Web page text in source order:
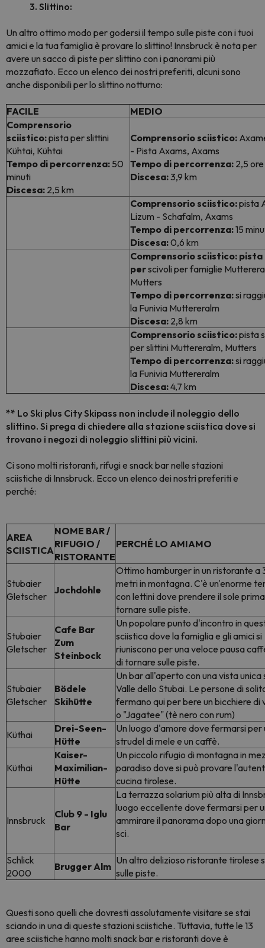
3. Slittino:
Un altro ottimo modo per godersi il tempo sulle piste con i tuoi
amici e la tua famiglia è provare lo slittino! Innsbruck è nota per
avere un sacco di piste per slittino con i panorami più
mozzafiato. Ecco un elenco dei nostri preferiti, alcuni sono
anche disponibili per lo slittino notturno:
FACILE
MEDIO
Comprensorio
sciistico:pista per slittini
Kühtai, Kühtai
Tempo di percorrenza: 50
minuti
Discesa: 2,5 km
Comprensorio sciistico:
- Pista Axams, Axams
Tempo di percorrenza: 2,5 ore
Discesa:3,9 km
Comprensorio sciistico:pista
Lizum - Schafalm, Axams
Tempo di percorrenza:15
Discesa:0,6 km
Comprensorio sciistico: pista
perscivoli per famiglie
Mutters
Tempo di percorrenza:si
la Funivia Muttereralm
Discesa: 2,8 km
Comprensorio sciistico:pista
per slittini Muttereralm, Mutters
Tempo di percorrenza:si
la Funivia Muttereralm
Discesa:4,7 km
** Lo Ski plus City Skipass non include il noleggio dello
slittino. Si prega di chiedere alla stazione sciistica dove si
trovano i negozi di noleggio slittini più vicini.
Ci sono molti ristoranti, rifugi e snack bar nelle stazioni
sciistiche di Innsbruck. Ecco un elenco dei nostri preferiti e
perché:
AREA
SCIISTICA
NOME BAR /
RIFUGIO /
RISTORANTE
PERCHÉ LO AMIAMO
Stubaier
Gletscher
Jochdohle
Ottimo hamburger in un ristorante a
metri in montagna. C'è un'enorme
con lettini dove prendere il sole
tornare sulle piste.
Stubaier
Gletscher
Cafe Bar
Zum
Steinbock
Un popolare punto d'incontro in
sciistica dove la famiglia e gli amici si
riuniscono per una veloce pausa
di tornare sulle piste.
Stubaier
Gletscher
Bödele
Skihütte
Un bar all'aperto con una vista unica
Valle dello Stubai. Le persone di
fermano qui per bere un bicchiere di
o "Jagatee" (tè nero con rum)
Küthai
Drei-Seen-
Hütte
Un luogo d'amore dove fermarsi per
strudel di mele e un caffè.
Küthai
Kaiser-
Maximilian-
Hütte
Un piccolo rifugio di montagna in
paradiso dove si può provare
cucina tirolese.
Innsbruck
Club 9 - Iglu
Bar
La terrazza solarium più alta di
luogo eccellente dove fermarsi per
ammirare il panorama dopo una
sci.
Schlick
2000
Brugger Alm
Un altro delizioso ristorante tirolese
sulle piste.
Questi sono quelli che dovresti assolutamente visitare se stai
sciando in una di queste stazioni sciistiche. Tuttavia, tutte le 13
aree sciistiche hanno molti snack bar e ristoranti dove è